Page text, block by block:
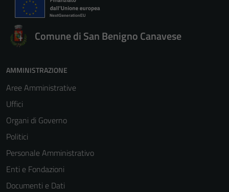
Comune di San Benigno Canavese
AMMINISTRAZIONE
Aree Amministrative
Uffici
Organi di Governo
Politici
Personale Amministrativo
Enti e Fondazioni
Documenti e Dati